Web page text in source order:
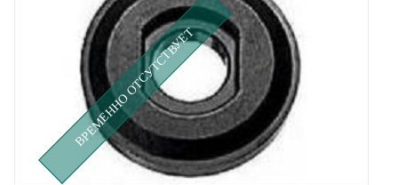
ВРЕМЕННО ОТСУТСТВУЕТ